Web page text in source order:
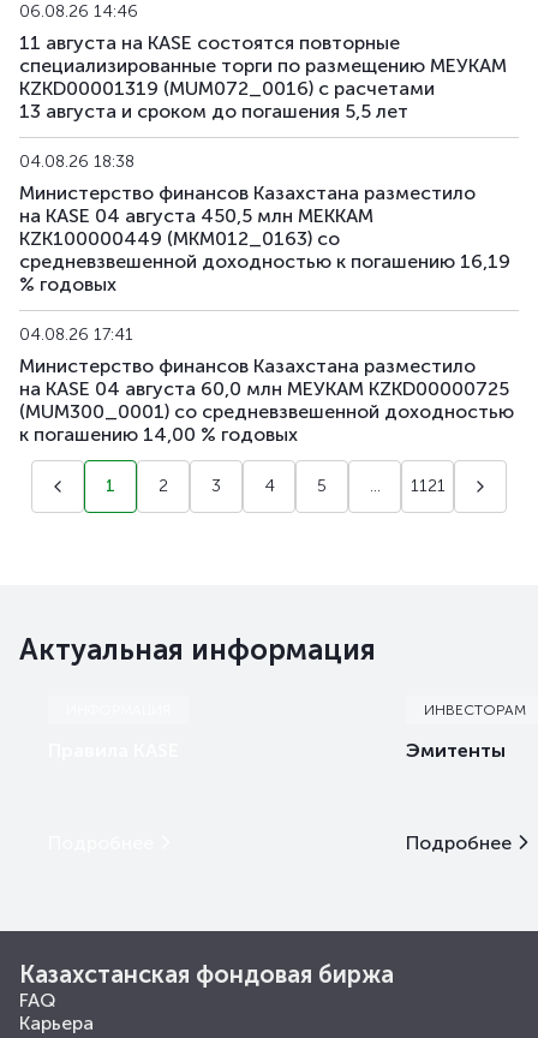
06.08.26 14:46
11 августа на KASE состоятся повторные
специализированные торги по размещению МЕУКАМ
KZKD00001319 (MUM072_0016) с расчетами
13 августа и сроком до погашения 5,5 лет
04.08.26 18:38
Министерство финансов Казахстана разместило
на KASE 04 августа 450,5 млн МЕККАМ
KZK100000449 (MKM012_0163) со
средневзвешенной доходностью к погашению 16,19
% годовых
04.08.26 17:41
Министерство финансов Казахстана разместило
на KASE 04 августа 60,0 млн МЕУКАМ KZKD00000725
(MUM300_0001) со средневзвешенной доходностью
к погашению 14,00 % годовых
1 2 3 4 5 ... 1121
Актуальная информация
ИНВЕСТОРАМ
Эмитенты
Подробнее
Казахстанская фондовая биржа
FAQ
Карьера